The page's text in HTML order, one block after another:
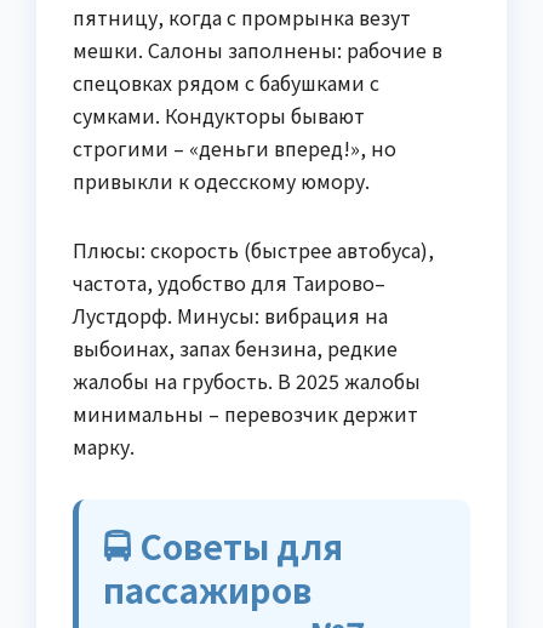
пятницу, когда с промрынка везут
мешки. Салоны заполнены: рабочие в
спецовках рядом с бабушками с
сумками. Кондукторы бывают
строгими – «деньги вперед!», но
привыкли к одесскому юмору.
Плюсы: скорость (быстрее автобуса),
частота, удобство для Таирово–
Лустдорф. Минусы: вибрация на
выбоинах, запах бензина, редкие
жалобы на грубость. В 2025 жалобы
минимальны – перевозчик держит
марку.
🚍 Советы для
пассажиров